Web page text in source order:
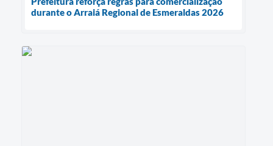
durante o Arraiá Regional de Esmeraldas 2026